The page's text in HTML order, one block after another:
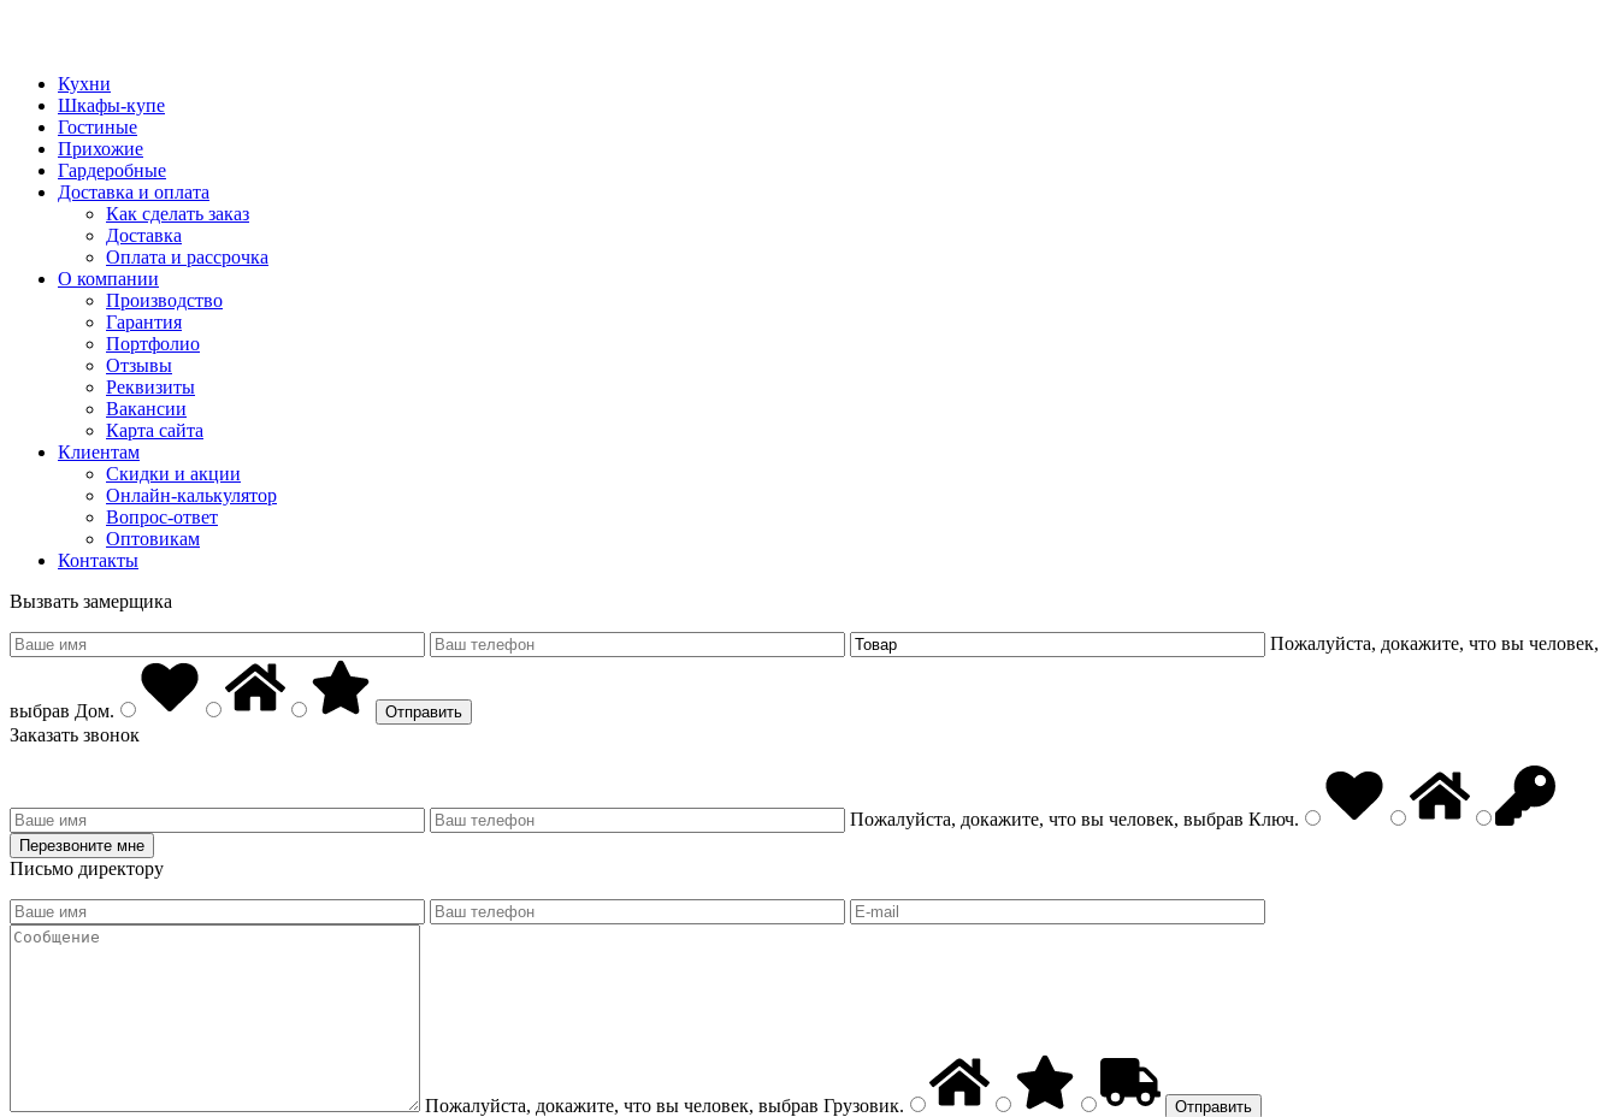
Кухни
Шкафы-купе
Гостиные
Прихожие
Гардеробные
Доставка и оплата
Как сделать заказ
Доставка
Оплата и рассрочка
О компании
Производство
Гарантия
Портфолио
Отзывы
Реквизиты
Вакансии
Карта сайта
Клиентам
Скидки и акции
Онлайн-калькулятор
Вопрос-ответ
Оптовикам
Контакты
Вызвать замерщика
Пожалуйста, докажите, что вы человек,
выбрав Дом.
Заказать звонок
Пожалуйста, докажите, что вы человек, выбрав Ключ.
Письмо директору
Пожалуйста, докажите, что вы человек, выбрав Грузовик.